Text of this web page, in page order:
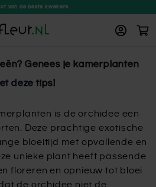
van de beste kwekers
Genees je kamerplanten
deze tips!
is de orchidee een
Deze prachtige exotische
bloeitijd met opvallende en
unieke plant heeft passende
floreren en opnieuw tot bloei
de orchidee niet de